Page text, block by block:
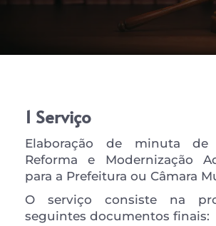
1 Serviço
Elaboração de minuta
Reforma e Modernização
para a Prefeitura ou Câmara
O serviço consiste na
seguintes documentos finais: